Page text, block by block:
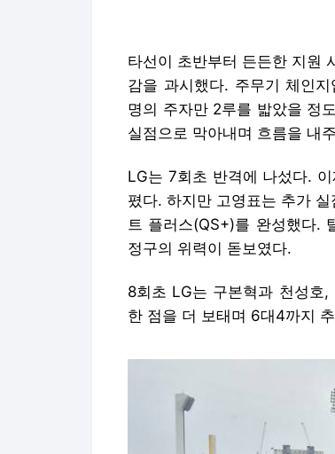
타선이 초반부터 든든한 지원
감을 과시했다. 주무기 체인
명의 주자만 2루를 밟았을 정
실점으로 막아내며 흐름을 내
LG는 7회초 반격에 나섰다.
폈다. 하지만 고영표는 추가
트 플러스(QS+)를 완성했다.
정구의 위력이 돋보였다.
8회초 LG는 구본혁과 천성호
한 점을 더 보태며 6대4까지